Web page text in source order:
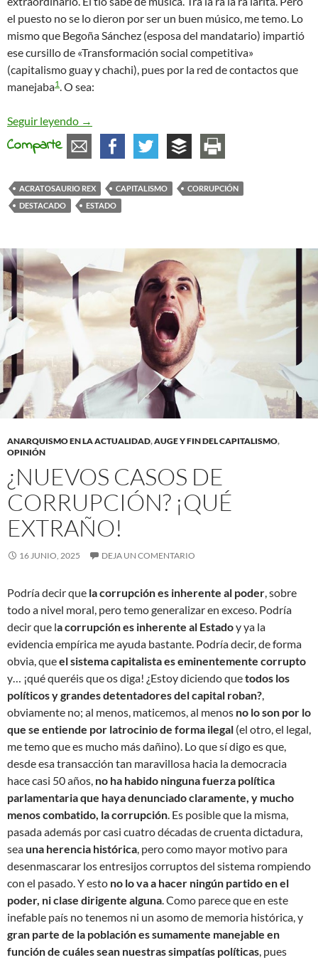
el puesto no se lo dieron por ser un buen músico, me temo. Lo
mismo que Begoña Sánchez (esposa del mandatario) impartió
ese cursillo de «Transformación social competitiva»
(capitalismo guay y chachi), pues por la red de contactos que
manejaba1. O sea:
Seguir leyendo Legalizar la corrupción para salvar al Gobierno
→
Comparte
ACRATOSAURIO REX CAPITALISMO
CORRUPCIÓN
DESTACADO
ESTADO
ANARQUISMO EN LA ACTUALIDAD,AUGE Y FIN DEL CAPITALISMO,
OPINIÓN
¿NUEVOS CASOS DE
CORRUPCIÓN? ¡QUÉ
EXTRAÑO!
16 JUNIO, 2025 DEJA UN COMENTARIO
Podría decir que la corrupción es inherente al poder, sobre
todo a nivel moral, pero temo generalizar en exceso. Podría
decir que la corrupción es inherente al Estadoy ya la
evidencia empírica me ayuda bastante. Podría decir, de forma
obvia, queel sistema capitalista es eminentemente corrupto
y… ¡qué queréis que os diga! ¿Estoy diciendo quetodos los
políticos y grandes detentadores del capital roban?,
obviamente no; al menos, maticemos, al menos no lo son por lo
que se entiende por latrocinio de forma ilegal (el otro, el legal,
me temo que es mucho más dañino). Lo que sí digo es que,
desde esa transacción tan maravillosa hacia la democracia
hace casi 50 años, no ha habido ninguna fuerza política
parlamentaria que haya denunciado claramente, y mucho
menos combatido, la corrupción. Es posible que la misma,
pasada además por casi cuatro décadas de cruenta dictadura,
seauna herencia histórica, pero como mayor motivo para
desenmascarar los entresijos corruptos del sistema rompiendo
con el pasado. Y esto no lo va a hacer ningún partido en el
poder, ni clase dirigente alguna. Como parece que en este
inefable país no tenemos ni un asomo de memoria histórica, y
gran parte de la población es sumamente manejable en
función de cuáles sean nuestras simpatías políticas, pues